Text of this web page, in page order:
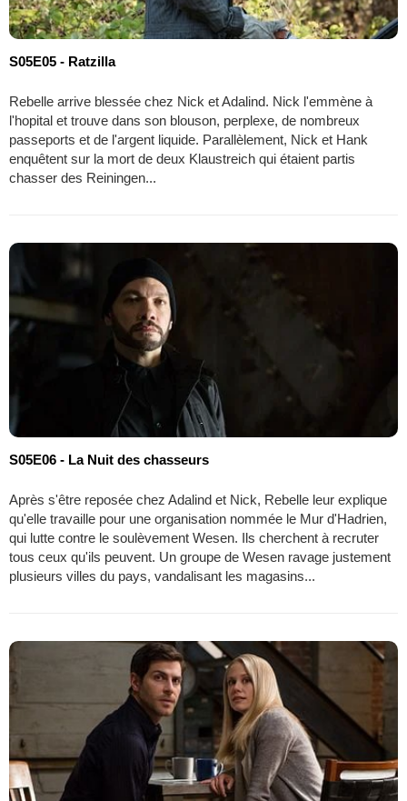
S05E05 - Ratzilla
Rebelle arrive blessée chez Nick et Adalind. Nick l'emmène à
l'hopital et trouve dans son blouson, perplexe, de nombreux
passeports et de l'argent liquide. Parallèlement, Nick et Hank
enquêtent sur la mort de deux Klaustreich qui étaient partis
chasser des Reiningen...
S05E06 - La Nuit des chasseurs
Après s'être reposée chez Adalind et Nick, Rebelle leur explique
qu'elle travaille pour une organisation nommée le Mur d'Hadrien,
qui lutte contre le soulèvement Wesen. Ils cherchent à recruter
tous ceux qu'ils peuvent. Un groupe de Wesen ravage justement
plusieurs villes du pays, vandalisant les magasins...